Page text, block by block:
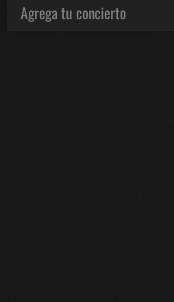
Agrega tu concierto